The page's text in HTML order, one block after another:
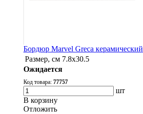
Бордюр Marvel Greca керамический
Размер, см 7.8х30.5
Ожидается
Код товара: 77757
шт
В корзину
Oтложить